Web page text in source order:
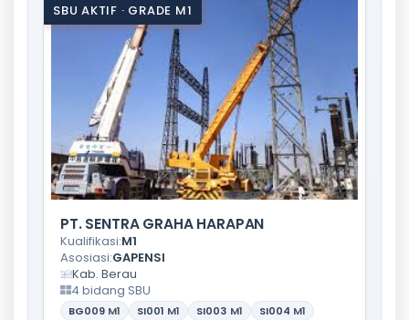
SBU AKTIF · GRADE M1
PT. SENTRA GRAHA HARAPAN
Kualifikasi:M1
Asosiasi:GAPENSI
Kab. Berau
4 bidang SBU
BG009 M1 SI001 M1 SI003 M1 SI004 M1